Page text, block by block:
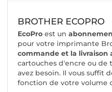
BROTHER ECOPRO
EcoPro est un
pour votre imprimante
commande et la livraison
cartouches d'encre ou de
avez besoin. Il vous suffit
fonction de votre volume